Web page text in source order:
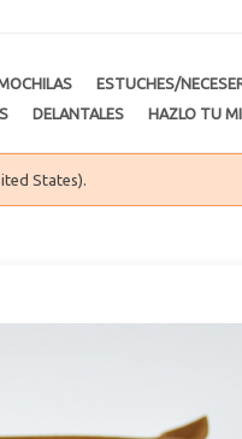
ESTUCHES/
DELANTALES HAZLO TU
States).